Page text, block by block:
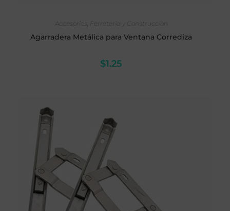
Accesorios , Ferretería y Construcción
Agarradera Metálica para Ventana Corrediza
$1.25